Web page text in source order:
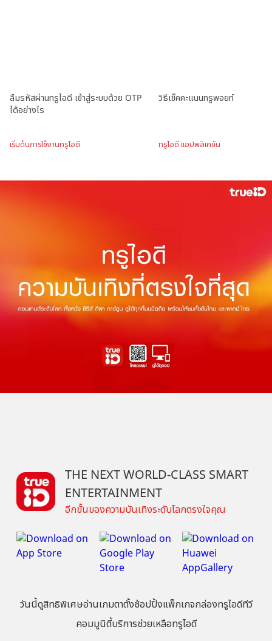
ลืมรหัสผ่านทรูไอดี เข้าสู่ระบบด้วย OTP
ได้อย่างไร
เริ่มต้นการใช้งานทรูไอดี
วิธีเช็คคะแนนทรูพอยท์
ทรูไอดี แอปพลิเคชัน
THE NEXT WORLD-CLASS SMART
ENTERTAINMENT
อีกขั้นของความบันเทิงระดับโลกตรงใจคุณ
วันนี้ดูสิทธิพิเศษอ่านเกมตาตั้งช้อปปิ้งแพ็กเกจกล่องทรูไอดีทีวี
คอมมูนิตี้บริการช่วยเหลือทรูไอดี